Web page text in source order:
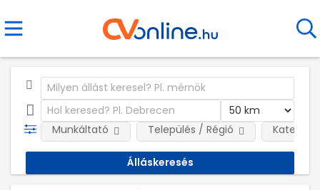
Munkáltató Település / Régió